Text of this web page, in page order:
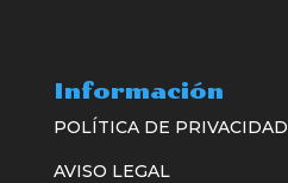
Información
POLÍTICA DE PRIVACIDAD
AVISO LEGAL